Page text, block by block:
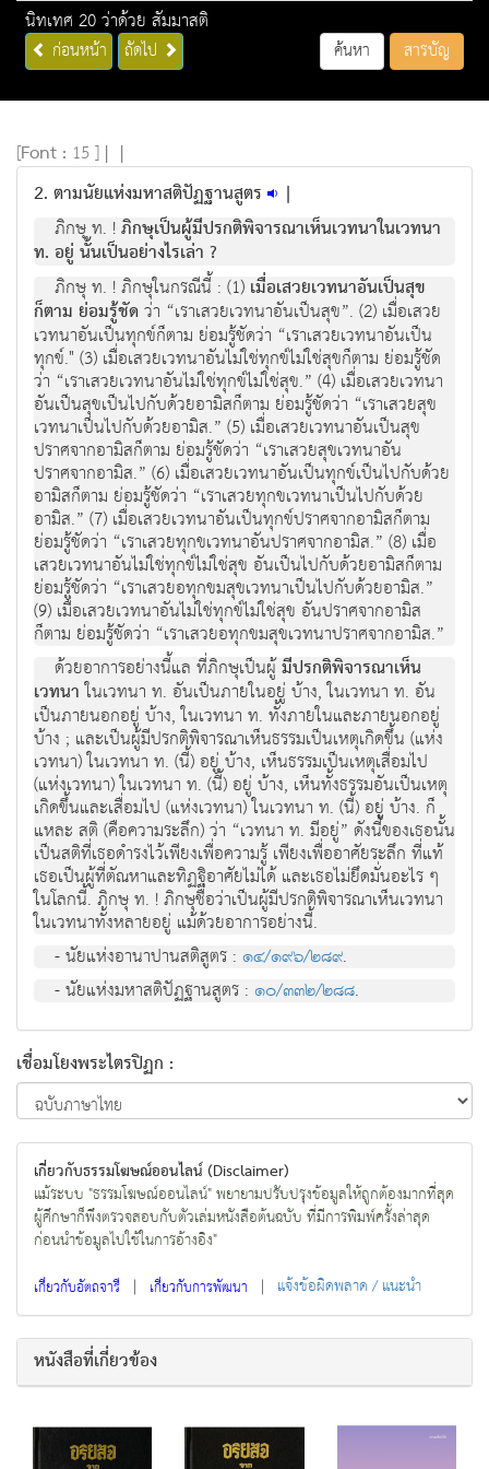
นิทเทศ 20 ว่าด้วย สัมมาสติ
ก่อนหน้า ถัดไป ค้นหา สารบัญ
[Font : 15 ] | |
2. ตามนัยแห่งมหาสติปัฏฐานสูตร |
ภิกษุ ท. !ภิกษุเป็นผู้มีปรกติพิจารณาเห็นเวทนาในเวทนา
ท. อยู่ นั้นเป็นอย่างไรเล่า ?
ภิกษุ ท. ! ภิกษุในกรณีนี้ : (1) เมื่อเสวยเวทนาอันเป็นสุข
ก็ตาม ย่อมรู้ชัดว่า “เราเสวยเวทนาอันเป็นสุข”. (2) เมื่อเสวย
เวทนาอันเป็นทุกข์ก็ตาม ย่อมรู้ชัดว่า “เราเสวยเวทนาอันเป็น
ทุกข์." (3) เมื่อเสวยเวทนาอันไม่ใช่ทุกข์ไม่ใช่สุขก็ตาม ย่อมรู้ชัด
ว่า “เราเสวยเวทนาอันไม่ใช่ทุกข์ไม่ใช่สุข.” (4) เมื่อเสวยเวทนา
อันเป็นสุขเป็นไปกับด้วยอามิสก็ตาม ย่อมรู้ชัดว่า “เราเสวยสุข
เวทนาเป็นไปกับด้วยอามิส.” (5) เมื่อเสวยเวทนาอันเป็นสุข
ปราศจากอามิสก็ตาม ย่อมรู้ชัดว่า “เราเสวยสุขเวทนาอัน
ปราศจากอามิส.” (6) เมื่อเสวยเวทนาอันเป็นทุกข์เป็นไปกับด้วย
อามิสก็ตาม ย่อมรู้ชัดว่า “เราเสวยทุกขเวทนาเป็นไปกับด้วย
อามิส.” (7) เมื่อเสวยเวทนาอันเป็นทุกข์ปราศจากอามิสก็ตาม
ย่อมรู้ชัดว่า “เราเสวยทุกขเวทนาอันปราศจากอามิส.” (8) เมื่อ
เสวยเวทนาอันไม่ใช่ทุกข์ไม่ใช่สุข อันเป็นไปกับด้วยอามิสก็ตาม
ย่อมรู้ชัดว่า “เราเสวยอทุกขมสุขเวทนาเป็นไปกับด้วยอามิส.”
(9) เมื่อเสวยเวทนาอันไม่ใช่ทุกข์ไม่ใช่สุข อันปราศจากอามิส
ก็ตาม ย่อมรู้ชัดว่า “เราเสวยอทุกขมสุขเวทนาปราศจากอามิส.”
ด้วยอาการอย่างนี้แล ที่ภิกษุเป็นผู้มีปรกติพิจารณาเห็น
เวทนาในเวทนา ท. อันเป็นภายในอยู่ บ้าง, ในเวทนา ท. อัน
เป็นภายนอกอยู่ บ้าง, ในเวทนา ท. ทั้งภายในและภายนอกอยู่
บ้าง ; และเป็นผู้มีปรกติพิจารณาเห็นธรรมเป็นเหตุเกิดขึ้น (แห่ง
เวทนา) ในเวทนา ท. (นี้) อยู่ บ้าง, เห็นธรรมเป็นเหตุเสื่อมไป
(แห่งเวทนา) ในเวทนา ท. (นี้) อยู่ บ้าง, เห็นทั้งธรรมอันเป็นเหตุ
เกิดขึ้นและเสื่อมไป (แห่งเวทนา) ในเวทนา ท. (นี้) อยู่ บ้าง. ก็
แหละ สติ (คือความระลึก) ว่า “เวทนา ท. มีอยู่” ดังนี้ของเธอนั้น
เป็นสติที่เธอดำรงไว้เพียงเพื่อความรู้ เพียงเพื่ออาศัยระลึก ที่แท้
เธอเป็นผู้ที่ตัณหาและทิฏฐิอาศัยไม่ได้ และเธอไม่ยึดมั่นอะไร ๆ
ในโลกนี้. ภิกษุ ท. ! ภิกษุชื่อว่าเป็นผู้มีปรกติพิจารณาเห็นเวทนา
ในเวทนาทั้งหลายอยู่ แม้ด้วยอาการอย่างนี้.
- นัยแห่งอานาปานสติสูตร :๑๔/๑๙๖/๒๘๙.
- นัยแห่งมหาสติปัฏฐานสูตร :๑๐/๓๓๒/๒๘๘.
เชื่อมโยงพระไตรปิฏก :
เกี่ยวกับธรรมโฆษณ์ออนไลน์ (Disclaimer)
แม้ระบบ "ธรรมโฆษณ์ออนไลน์" พยายามปรับปรุงข้อมูลให้ถูกต้องมากที่สุด
ผู้ศึกษาก็พึงตรวจสอบกับตัวเล่มหนังสือต้นฉบับ ที่มีการพิมพ์ครั้งล่าสุด
ก่อนนำข้อมูลไปใช้ในการอ้างอิง"
เกี่ยวกับอัตถจารี | เกี่ยวกับการพัฒนา | แจ้งข้อผิดพลาด / แนะนำ
หนังสือที่เกี่ยวข้อง